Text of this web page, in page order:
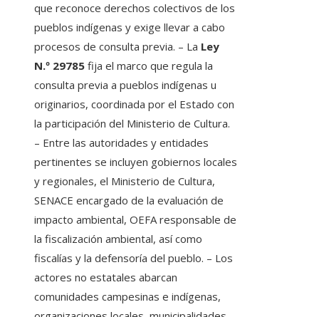
que reconoce derechos colectivos de los
pueblos indígenas y exige llevar a cabo
procesos de consulta previa. – La Ley
N.º 29785 fija el marco que regula la
consulta previa a pueblos indígenas u
originarios, coordinada por el Estado con
la participación del Ministerio de Cultura.
– Entre las autoridades y entidades
pertinentes se incluyen gobiernos locales
y regionales, el Ministerio de Cultura,
SENACE encargado de la evaluación de
impacto ambiental, OEFA responsable de
la fiscalización ambiental, así como
fiscalías y la defensoría del pueblo. – Los
actores no estatales abarcan
comunidades campesinas e indígenas,